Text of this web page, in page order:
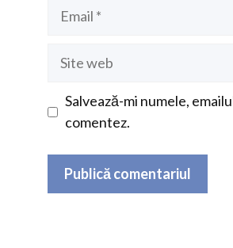
Salvează-mi numele,
comentez.